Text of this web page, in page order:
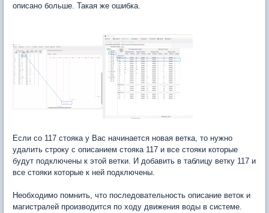
описано больше. Такая же ошибка.
Если со 117 стояка у Вас начинается новая ветка, то нужно
удалить строку с описанием стояка 117 и все стояки которые
будут подключены к этой ветки. И добавить в таблицу ветку 117 и
все стояки которые к ней подключены.
Необходимо помнить, что последовательность описание веток и
магистралей производится по ходу движения воды в системе.